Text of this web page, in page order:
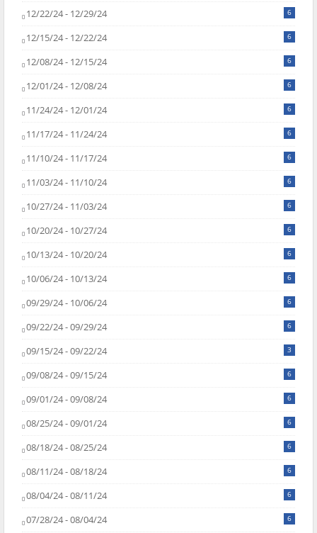
12/22/24 - 12/29/24 6
12/15/24 - 12/22/24 6
12/08/24 - 12/15/24 6
12/01/24 - 12/08/24 6
11/24/24 - 12/01/24 6
11/17/24 - 11/24/24 6
11/10/24 - 11/17/24 6
11/03/24 - 11/10/24 6
10/27/24 - 11/03/24 6
10/20/24 - 10/27/24 6
10/13/24 - 10/20/24 6
10/06/24 - 10/13/24 6
09/29/24 - 10/06/24 6
09/22/24 - 09/29/24 6
09/15/24 - 09/22/24 3
09/08/24 - 09/15/24 6
09/01/24 - 09/08/24 6
08/25/24 - 09/01/24 6
08/18/24 - 08/25/24 6
08/11/24 - 08/18/24 6
08/04/24 - 08/11/24 6
07/28/24 - 08/04/24 6